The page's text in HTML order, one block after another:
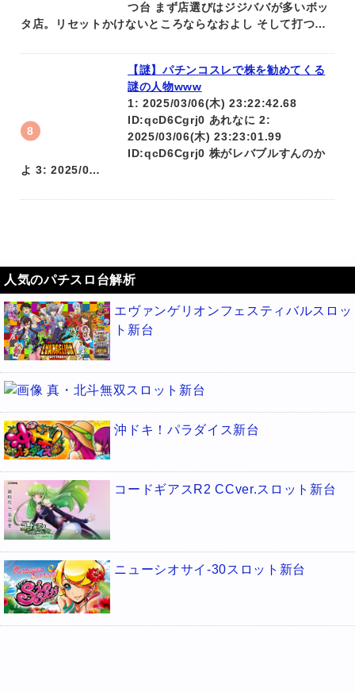
つ台 まず店選びはジジババが多いボッ
タ店。リセットかけないところならなおよし そして打つ…
【謎】パチンコスレで株を勧めてくる
謎の人物www
1: 2025/03/06(木) 23:22:42.68
ID:qcD6Cgrj0 あれなに 2:
2025/03/06(木) 23:23:01.99
ID:qcD6Cgrj0 株がレバブルすんのか
よ 3: 2025/0…
人気のパチスロ台解析
エヴァンゲリオンフェスティバルスロッ
ト新台
真・北斗無双スロット新台
沖ドキ！パラダイス新台
コードギアスR2 CCver.スロット新台
ニューシオサイ-30スロット新台